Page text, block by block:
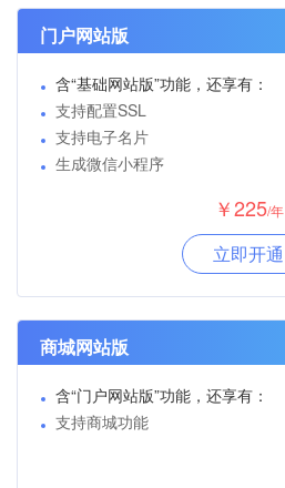
门户网站版
含“基础网站版”功能，还享有：
支持配置SSL
支持电子名片
生成微信小程序
￥225/年
立即开通
商城网站版
含“门户网站版”功能，还享有：
支持商城功能